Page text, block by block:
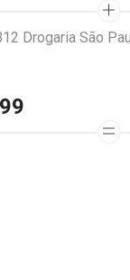
Drogaria São